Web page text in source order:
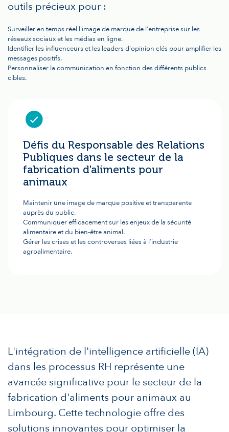
outils précieux pour :
Surveiller en temps réel l'image de marque de l'entreprise sur les
réseaux sociaux et les médias en ligne.
Identifier les influenceurs et les leaders d'opinion clés pour amplifier les
messages positifs.
Personnaliser la communication en fonction des différents publics
cibles.
Défis du Responsable des Relations
Publiques dans le secteur de la
fabrication d'aliments pour
animaux
Maintenir une image de marque positive et transparente
auprès du public.
Communiquer efficacement sur les enjeux de la sécurité
alimentaire et du bien-être animal.
Gérer les crises et les controverses liées à l'industrie
agroalimentaire.
L'intégration de l'intelligence artificielle (IA)
dans les processus RH représente une
avancée significative pour le secteur de la
fabrication d'aliments pour animaux au
Limbourg. Cette technologie offre des
solutions innovantes pour optimiser la